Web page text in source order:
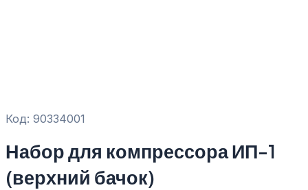
Код: 90334001
Набор для компрессора ИП-1
(верхний бачок)